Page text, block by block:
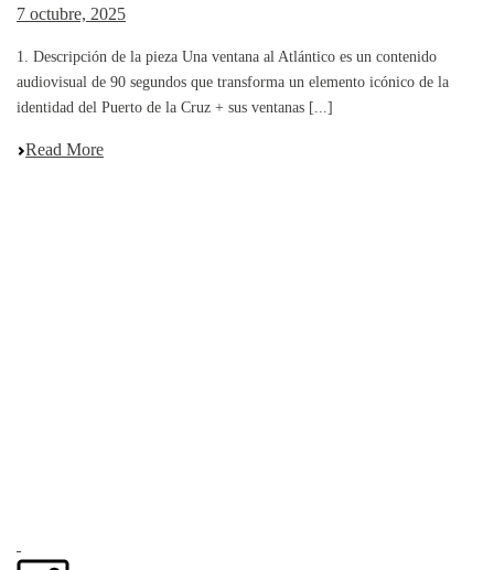
7 octubre, 2025
1. Descripción de la pieza Una ventana al Atlántico es un contenido
audiovisual de 90 segundos que transforma un elemento icónico de la
identidad del Puerto de la Cruz + sus ventanas [...]
Read More